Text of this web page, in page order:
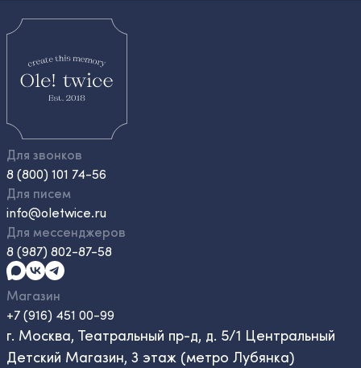
Для звонков
8 (800) 101 74-56
Для писем
info@oletwice.ru
Для мессенджеров
8 (987) 802-87-58
Магазин
+7 (916) 451 00-99
г. Москва, Театральный пр-д, д. 5/1 Центральный
Детский Магазин, 3 этаж (метро Лубянка)